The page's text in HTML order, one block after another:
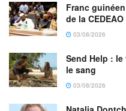
Franc
de la
03/08/2026
Send Help :
le sang
03/08/2026